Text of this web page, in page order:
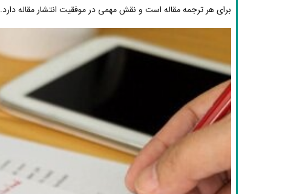
برای هر ترجمه مقاله است و نقش مهمی در موفقیت انتشار مقاله دارد.